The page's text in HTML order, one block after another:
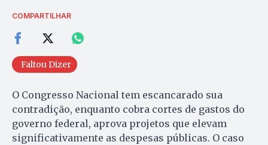
COMPARTILHAR
Faltou Dizer
O Congresso Nacional tem escancarado sua
contradição, enquanto cobra cortes de gastos do
governo federal, aprova projetos que elevam
significativamente as despesas públicas. O caso